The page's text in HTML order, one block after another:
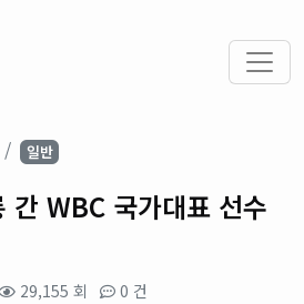
일반
간 WBC 국가대표 선수
29,155 회 0 건